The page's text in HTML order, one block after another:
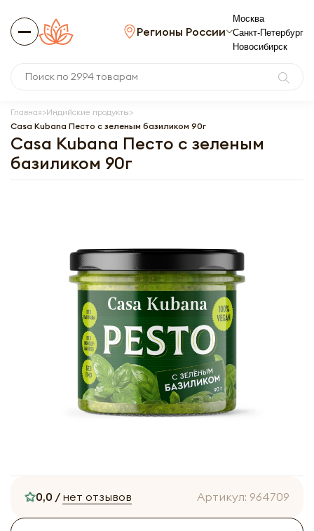
Регионы России
Москва
Санкт-Петербург
Новосибирск
Главная Индийские продукты
Casa Kubana Песто с зеленым базиликом 90г
Casa Kubana Песто с зеленым
базиликом 90г
0,0 / нет отзывов Артикул: 964709